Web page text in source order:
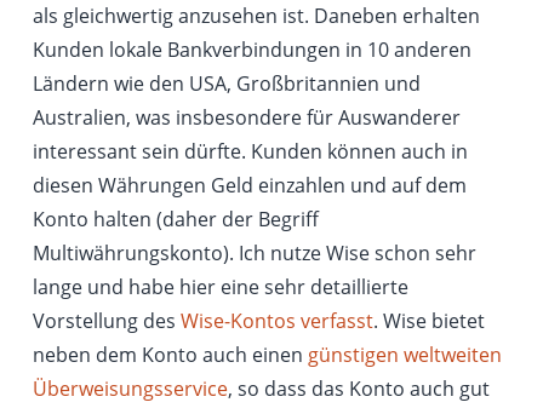
als gleichwertig anzusehen ist. Daneben erhalten
Kunden lokale Bankverbindungen in 10 anderen
Ländern wie den USA, Großbritannien und
Australien, was insbesondere für Auswanderer
interessant sein dürfte. Kunden können auch in
diesen Währungen Geld einzahlen und auf dem
Konto halten (daher der Begriff
Multiwährungskonto). Ich nutze Wise schon sehr
lange und habe hier eine sehr detaillierte
Vorstellung des Wise-Kontos verfasst. Wise bietet
neben dem Konto auch einen günstigen weltweiten
Überweisungsservice, so dass das Konto auch gut